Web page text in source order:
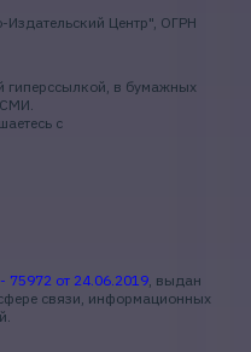
Центр", ОГРН
гиперссылкой, в бумажных
с
от 24.06.2019, выдан
связи, информационных